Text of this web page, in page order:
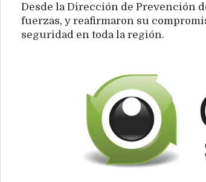
Desde la Dirección de Prevención
fuerzas, y reafirmaron su
seguridad en toda la región.